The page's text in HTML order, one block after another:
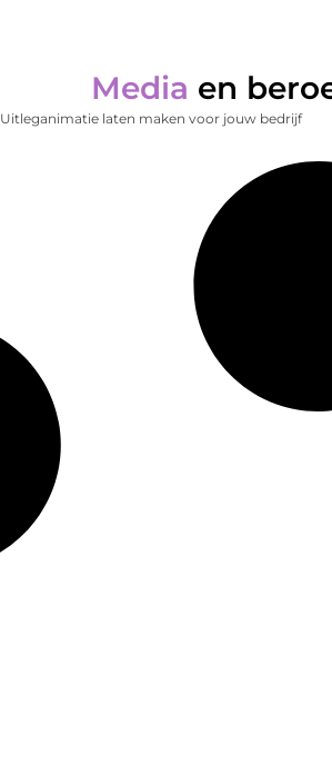
Media en
Uitleganimatie laten maken voor jouw bedrijf